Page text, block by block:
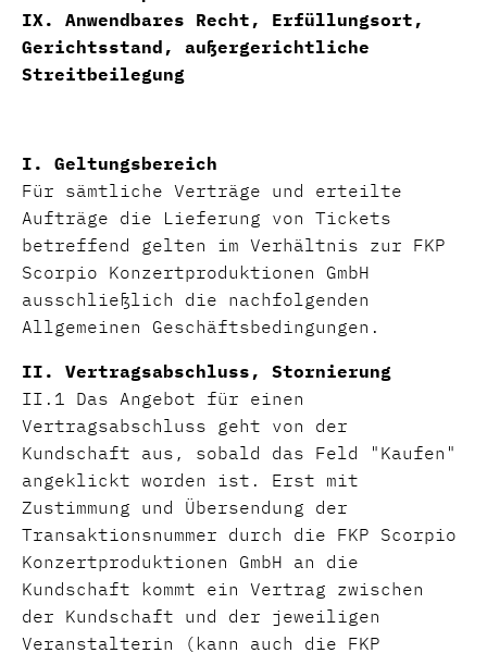
IX. Anwendbares Recht, Erfüllungsort,
Gerichtsstand, außergerichtliche
Streitbeilegung
I. Geltungsbereich
Für sämtliche Verträge und erteilte
Aufträge die Lieferung von Tickets
betreffend gelten im Verhältnis zur FKP
Scorpio Konzertproduktionen GmbH
ausschließlich die nachfolgenden
Allgemeinen Geschäftsbedingungen.
II. Vertragsabschluss, Stornierung
II.1 Das Angebot für einen
Vertragsabschluss geht von der
Kundschaft aus, sobald das Feld "Kaufen"
angeklickt worden ist. Erst mit
Zustimmung und Übersendung der
Transaktionsnummer durch die FKP Scorpio
Konzertproduktionen GmbH an die
Kundschaft kommt ein Vertrag zwischen
der Kundschaft und der jeweiligen
Veranstalterin (kann auch die FKP